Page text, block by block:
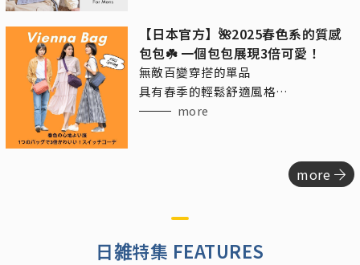
【日本官方】🌺2025春色系的質感
包包☘️ 一個包包展現3倍可愛！
無敵百變穿搭的單品
具有春季的輕鬆舒適風格
又帶點精緻的成熟休閒感
more
more
日雑特集 FEATURES